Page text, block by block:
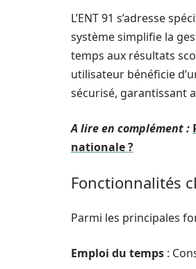
L’ENT 91 s’adresse
système simplifie la
temps aux résultats
utilisateur bénéficie
sécurisé, garantissant
A lire en complément :
nationale ?
Fonctionnalités
Parmi les principales
Emploi du temps :